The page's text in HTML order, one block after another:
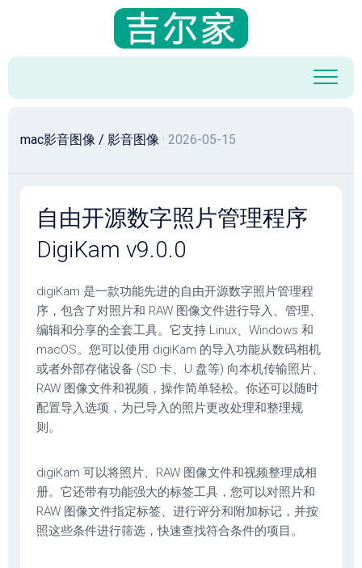
容
mac影音图像 / 影音图像 · 2026-05-15
自由开源数字照片管理程序
DigiKam v9.0.0
digiKam 是一款功能先进的自由开源数字照片管理程
序，包含了对照片和 RAW 图像文件进行导入、管理、
编辑和分享的全套工具。它支持 Linux、Windows 和
macOS。您可以使用 digiKam 的导入功能从数码相机
或者外部存储设备 (SD 卡、U 盘等) 向本机传输照片、
RAW 图像文件和视频，操作简单轻松。你还可以随时
配置导入选项，为已导入的照片更改处理和整理规
则。
digiKam 可以将照片、RAW 图像文件和视频整理成相
册。它还带有功能强大的标签工具，您可以对照片和
RAW 图像文件指定标签、进行评分和附加标记，并按
照这些条件进行筛选，快速查找符合条件的项目。